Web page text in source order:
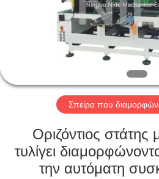
ΠΕΡΊΠΟΥ
ΠΟΙΟΤΙΚΌΣ
ΈΛΕΓΧΟΣ
ΜΑΣ
ΕΛΆΤΕ
Σπείρα που
Οριζόντιος
τυλίγει
την αυτόματη